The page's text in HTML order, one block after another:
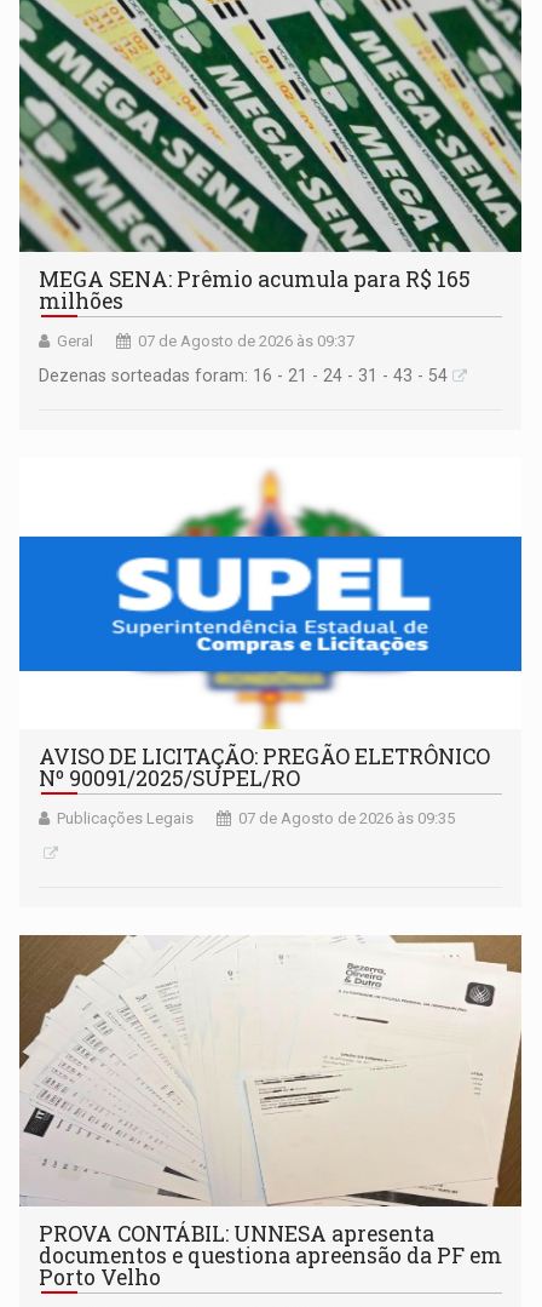
MEGA SENA: Prêmio acumula para R$ 165
milhões
Geral 07 de Agosto de 2026 às 09:37
Dezenas sorteadas foram: 16 - 21 - 24 - 31 - 43 - 54
AVISO DE LICITAÇÃO: PREGÃO ELETRÔNICO
Nº 90091/2025/SUPEL/RO
Publicações Legais 07 de Agosto de 2026 às 09:35
PROVA CONTÁBIL: UNNESA apresenta
documentos e questiona apreensão da PF em
Porto Velho